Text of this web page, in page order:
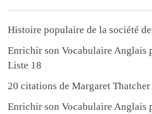
Histoire populaire de la société
Enrichir son Vocabulaire
Liste 18
20 citations de Margaret
Enrichir son Vocabulaire